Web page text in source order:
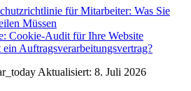
für Mitarbeiter: Was Sie
Müssen
Cookie-Audit für Ihre Website
ein Auftragsverarbeitungsvertrag?
Aktualisiert: 8. Juli 2026